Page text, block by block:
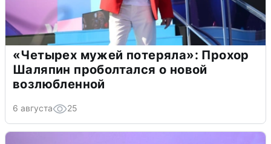
«Четырех мужей потеряла»: Прохор
Шаляпин проболтался о новой
возлюбленной
6 августа 25